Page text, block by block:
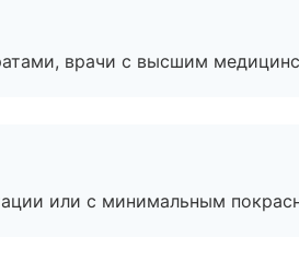
врачи с высшим
или с минимальным